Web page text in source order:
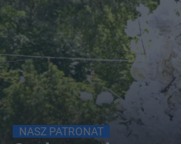
NASZ PATRONAT